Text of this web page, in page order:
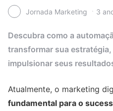
Jornada Marketing 3
Descubra como a
transformar sua
impulsionar seus
Atualmente, o marketing
fundamental para o